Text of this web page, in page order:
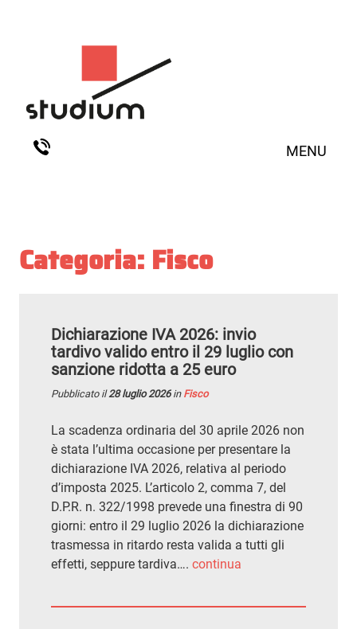
MENU
Categoria: Fisco
Dichiarazione IVA 2026: invio
tardivo valido entro il 29 luglio con
sanzione ridotta a 25 euro
Pubblicato il28 luglio 2026in Fisco
La scadenza ordinaria del 30 aprile 2026 non
è stata l’ultima occasione per presentare la
dichiarazione IVA 2026, relativa al periodo
d’imposta 2025. L’articolo 2, comma 7, del
D.P.R. n. 322/1998 prevede una finestra di 90
giorni: entro il 29 luglio 2026 la dichiarazione
trasmessa in ritardo resta valida a tutti gli
effetti, seppure tardiva…. continua